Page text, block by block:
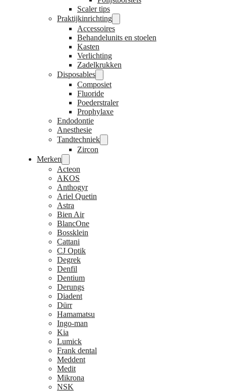
Scaler tips
Praktijkinrichting
Accessoires
Behandelunits en stoelen
Kasten
Verlichting
Zadelkrukken
Disposables
Composiet
Fluoride
Poederstraler
Prophylaxe
Endodontie
Anesthesie
Tandtechniek
Zircon
Merken
Acteon
AKOS
Anthogyr
Ariel Quetin
Astra
Bien Air
BlancOne
Bossklein
Cattani
CJ Optik
Degrek
Denfil
Dentium
Derungs
Diadent
Dürr
Hamamatsu
Ingo-man
Kia
Lumick
Frank dental
Meddent
Medit
Mikrona
NSK